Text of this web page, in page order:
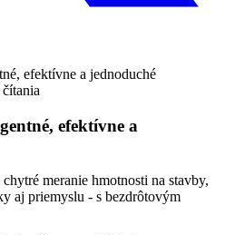
efektívne a
meranie hmotnosti na stavby,
aj priemyslu - s bezdrôtovým